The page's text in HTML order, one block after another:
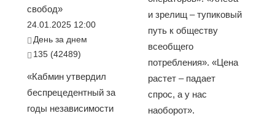
свобод»
24.01.2025 12:00
День за днем
135 (42489)
«Кабмин утвердил
беспрецедентный за
годы независимости
и зрелищ – тупиковый
путь к обществу
всеобщего
потребления». «Цена
растет – падает
спрос, а у нас
наоборот».